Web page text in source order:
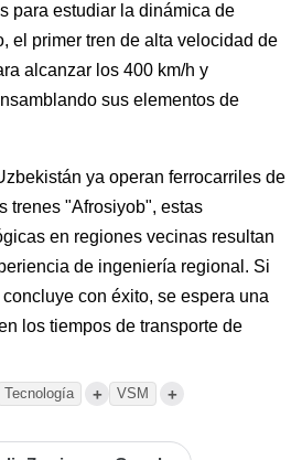
para estudiar la dinámica de
el primer tren de alta velocidad de
alcanzar los 400 km/h y
sus elementos de
ya operan ferrocarriles de
trenes "Afrosiyob", estas
en regiones vecinas resultan
de ingeniería regional. Si
con éxito, se espera una
los tiempos de transporte de
Tecnología + VSM +